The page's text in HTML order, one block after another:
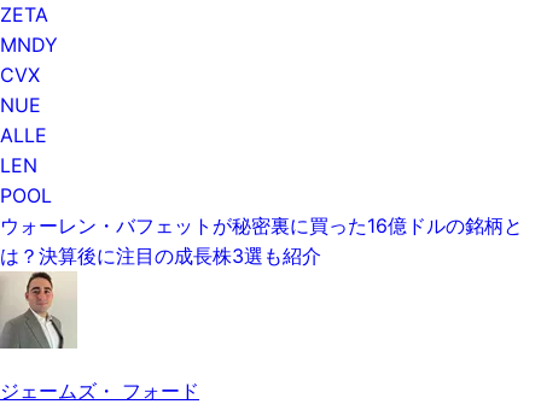
ZETA
MNDY
CVX
NUE
ALLE
LEN
POOL
ウォーレン・バフェットが秘密裏に買った16億ドルの銘柄と
は？決算後に注目の成長株3選も紹介
ジェームズ・ フォード